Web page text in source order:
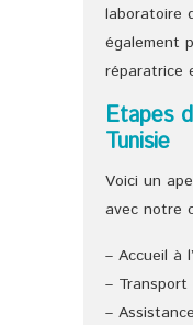
laboratoire
également
réparatrice
Etapes
Tunisie
Voici un
avec notre
– Accueil à
–
–